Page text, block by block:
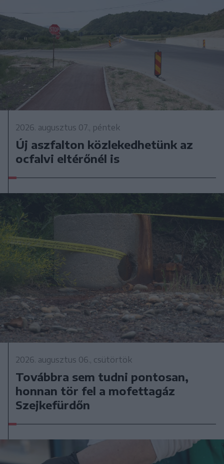
2026. augusztus 07., péntek
Új aszfalton közlekedhetünk az
ocfalvi eltérőnél is
2026. augusztus 06., csütörtök
Továbbra sem tudni pontosan,
honnan tör fel a mofettagáz
Szejkefürdőn